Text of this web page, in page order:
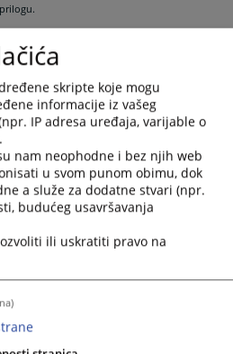
jezik
ratnih zločina
PREGLEDA
skripte koje mogu
informacije iz vašeg
IP adresa uređaja, varijable o
nam neophodne i bez njih web
u svom punom obimu, dok
a služe za dodatne stvari (npr.
budućeg usavršavanja
ili uskratiti pravo na